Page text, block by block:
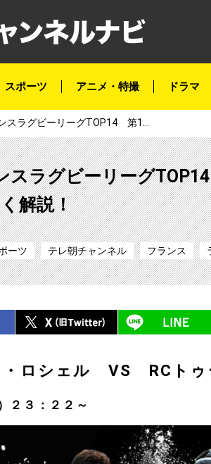
スポーツ アニメ・特撮 ドラマ
スラグビーリーグ
解説！
ーツ テレ朝チャンネル フランス
シェア ツイート
ロシェル VS RCトゥ
２３：２２～